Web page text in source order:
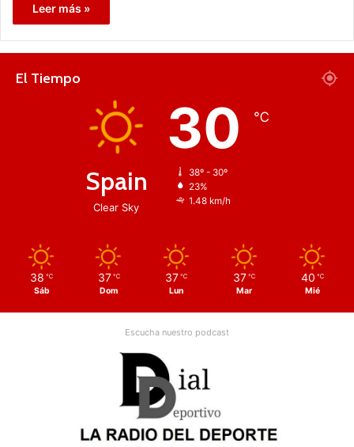
Leer más »
El Tiempo
Spain
Clear Sky
30 ℃
38º - 30º
23%
1.48 km/h
38 ℃
Sáb
37 ℃
Dom
37 ℃
Lun
37 ℃
Mar
40 ℃
Mié
Escucha nuestro podcast